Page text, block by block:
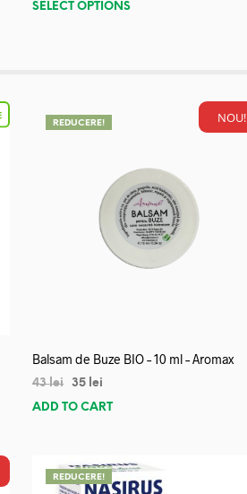
SELECT OPTIONS
NOU!
REDUCERE!
Balsam de Buze BIO – 10 ml – Aromax
43lei 35 lei
ADD TO CART
REDUCERE!